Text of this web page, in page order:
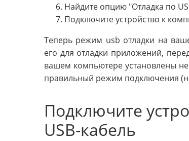
Найдите опцию "Отладка по
Подключите устройство к
Теперь режим usb отладки на
его для отладки приложений,
вашем компьютере установлены
правильный режим подключения
Подключите
USB-кабель